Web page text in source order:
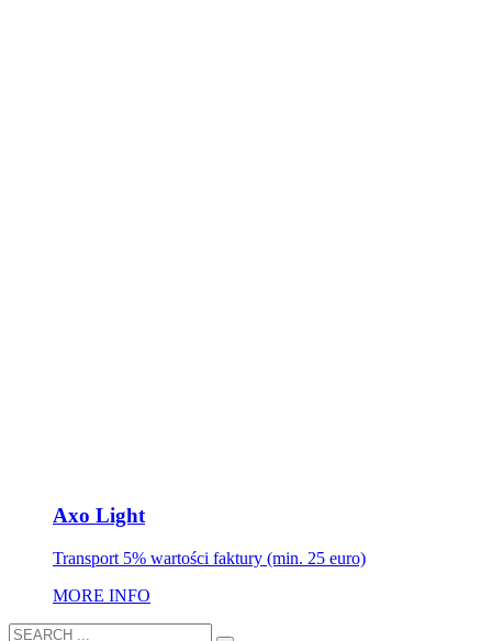
Axo Light
Transport 5% wartości faktury (min. 25 euro)
MORE INFO